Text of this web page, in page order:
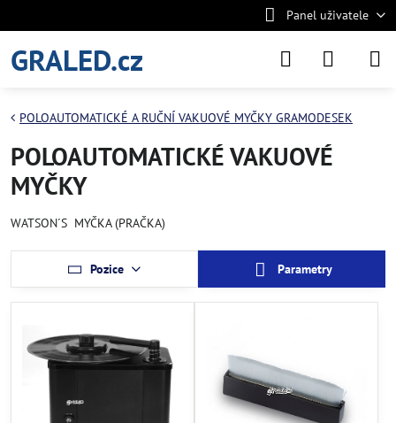
Panel uživatele
GRALED.cz
POLOAUTOMATICKÉ A RUČNÍ VAKUOVÉ MYČKY GRAMODESEK
POLOAUTOMATICKÉ VAKUOVÉ
MYČKY
WATSON´S MYČKA (PRAČKA)
Pozice Parametry